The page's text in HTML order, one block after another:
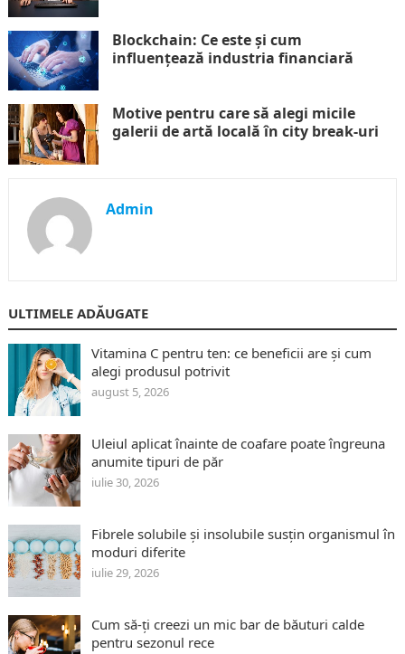
Blockchain: Ce este și cum
influențează industria financiară
Motive pentru care să alegi micile
galerii de artă locală în city break-uri
Admin
ULTIMELE ADĂUGATE
Vitamina C pentru ten: ce beneficii are și cum
alegi produsul potrivit
august 5, 2026
Uleiul aplicat înainte de coafare poate îngreuna
anumite tipuri de păr
iulie 30, 2026
Fibrele solubile și insolubile susțin organismul în
moduri diferite
iulie 29, 2026
Cum să-ți creezi un mic bar de băuturi calde
pentru sezonul rece